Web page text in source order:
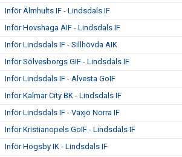
Inför Älmhults IF - Lindsdals IF
Inför Hovshaga AIF - Lindsdals IF
Inför Lindsdals IF - Sillhövda AIK
Inför Sölvesborgs GIF - Lindsdals IF
Inför Lindsdals IF - Alvesta GoIF
Inför Kalmar City BK - Lindsdals IF
Inför Lindsdals IF - Växjö Norra IF
Inför Kristianopels GoIF - Lindsdals IF
Inför Högsby IK - Lindsdals IF